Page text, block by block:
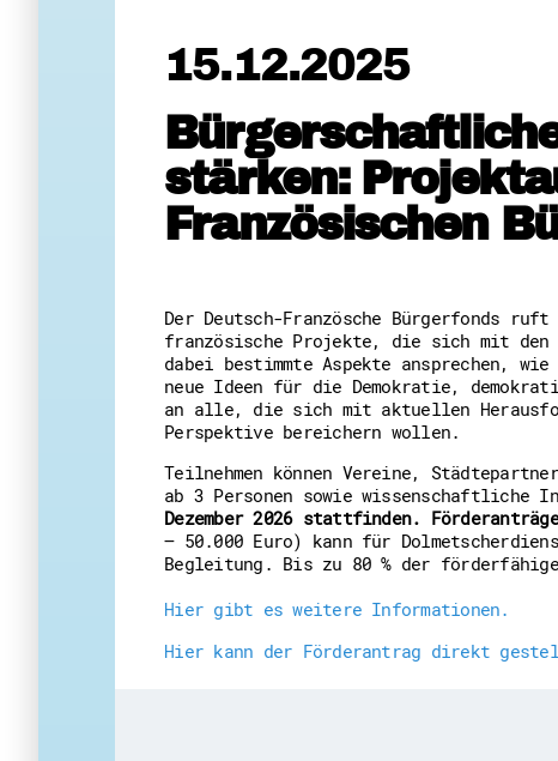
15.12.2025
stärken:
Französischen
Der Deutsch-Französche Bürgerfonds
französische Projekte, die sich mit den
dabei bestimmte Aspekte ansprechen,
neue Ideen für die Demokratie,
an alle, die sich mit aktuellen
Perspektive bereichern wollen.
Teilnehmen können Vereine,
ab 3 Personen sowie wissenschaftliche
Dezember 2026 stattfinden.
– 50.000 Euro) kann für
Begleitung. Bis zu 80 % der
Hier gibt es weitere Informationen.
Hier kann der Förderantrag direkt